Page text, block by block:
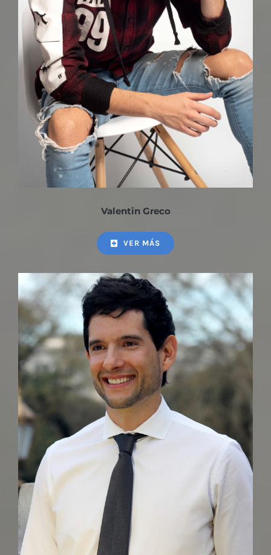
Valentin Greco
VER MÁS